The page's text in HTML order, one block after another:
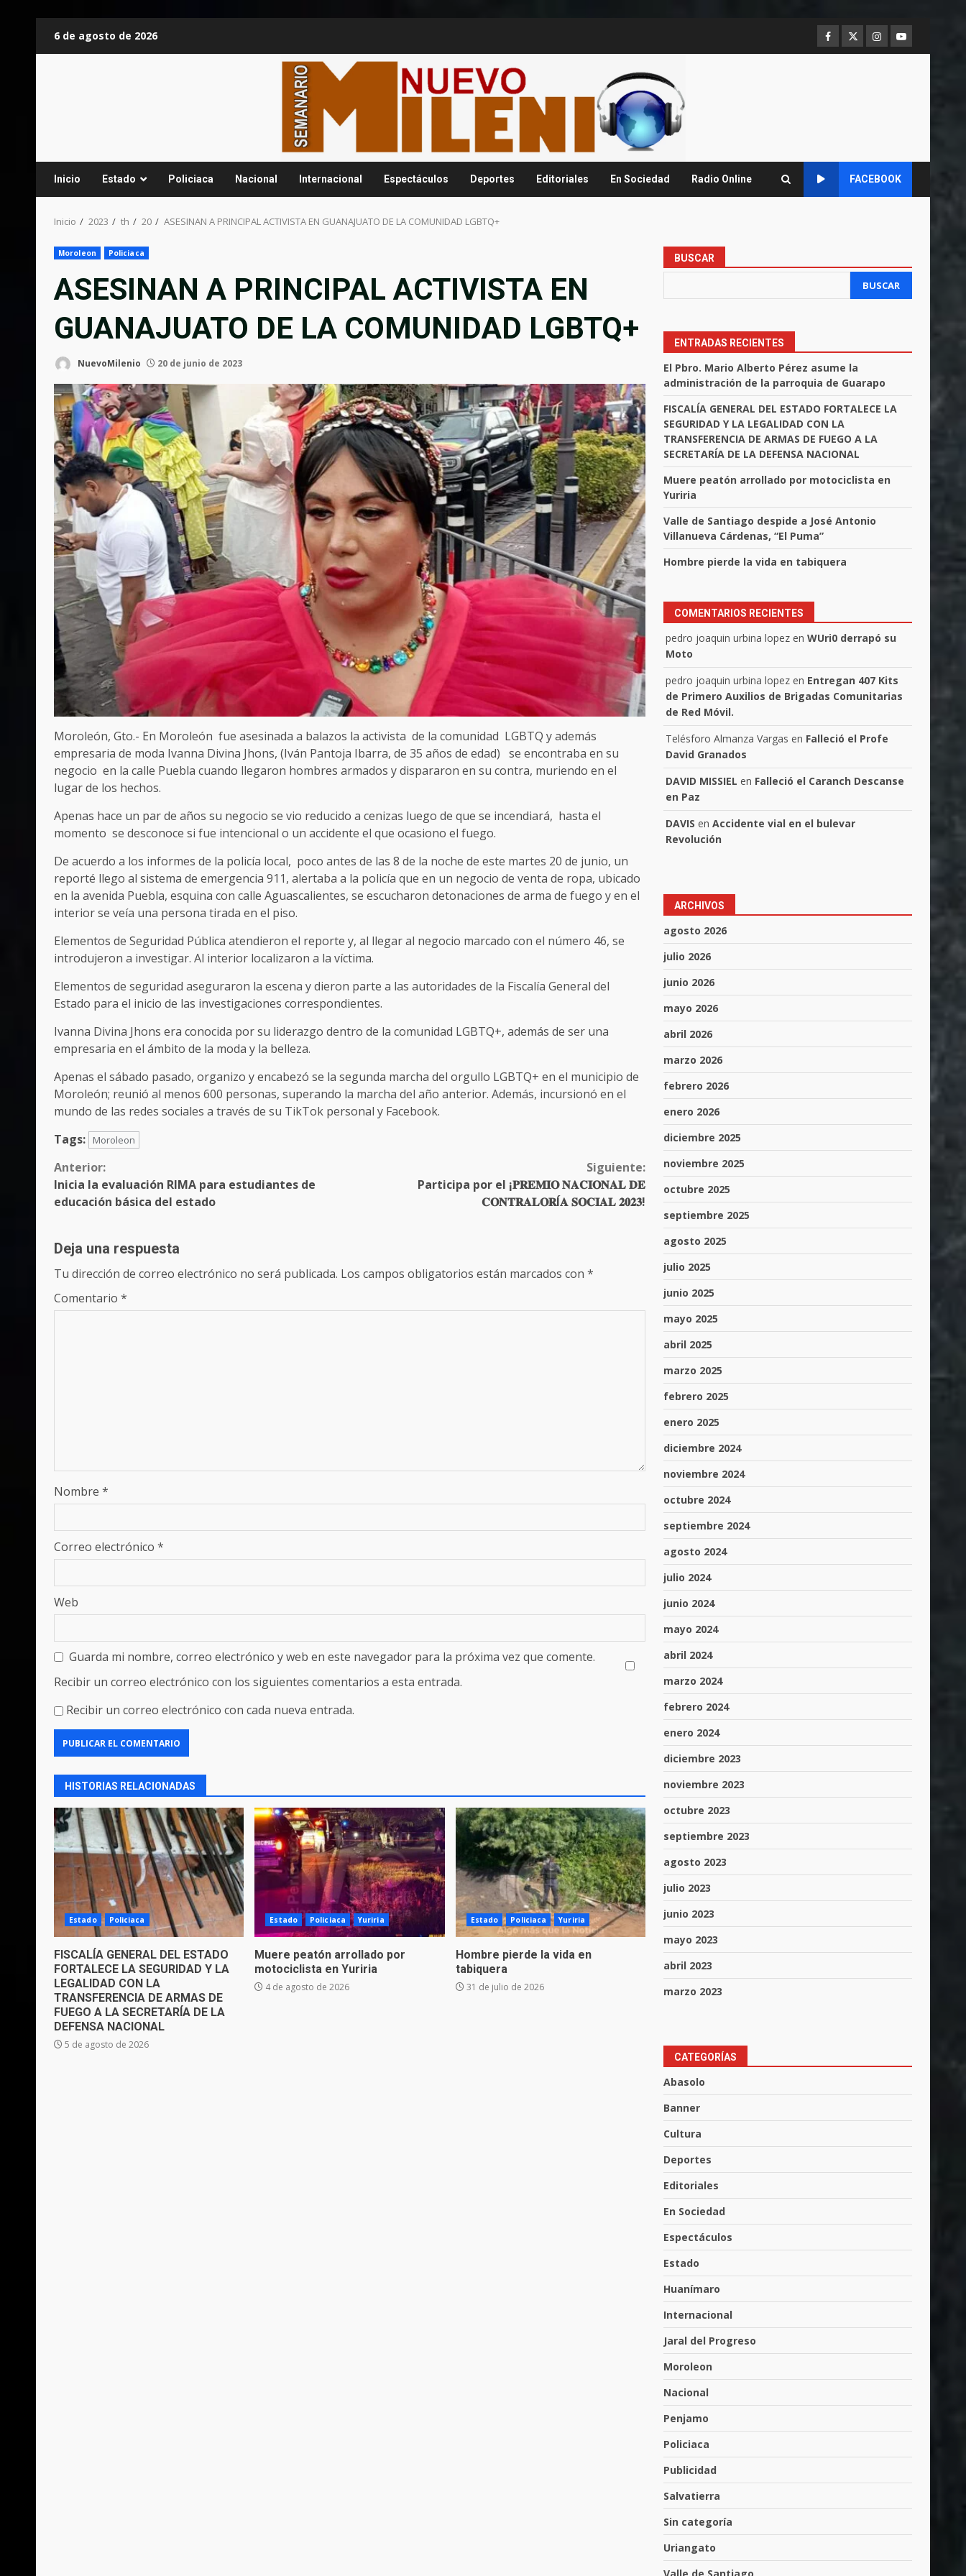
6 de agosto de 2026 Facebook
TwitterInstagram
Youtube
Inicio Estado Policiaca Nacional Internacional Espectáculos Deportes Editoriales En Sociedad Radio Online FACEBOOK
Inicio 2023 th 20 ASESINAN A PRINCIPAL ACTIVISTA EN GUANAJUATO DE LA COMUNIDAD LGBTQ+
Moroleon Policiaca
ASESINAN A PRINCIPAL ACTIVISTA EN
GUANAJUATO DE LA COMUNIDAD LGBTQ+
NuevoMilenio 20 de junio de 2023
Moroleón, Gto.- En Moroleón fue asesinada a balazos la activista de la comunidad LGBTQ y además
empresaria de moda Ivanna Divina Jhons, (Iván Pantoja Ibarra, de 35 años de edad) se encontraba en su
negocio en la calle Puebla cuando llegaron hombres armados y dispararon en su contra, muriendo en el
lugar de los hechos.
Apenas hace un par de años su negocio se vio reducido a cenizas luego de que se incendiará, hasta el
momento se desconoce si fue intencional o un accidente el que ocasiono el fuego.
De acuerdo a los informes de la policía local, poco antes de las 8 de la noche de este martes 20 de junio, un
reporté llego al sistema de emergencia 911, alertaba a la policía que en un negocio de venta de ropa, ubicado
en la avenida Puebla, esquina con calle Aguascalientes, se escucharon detonaciones de arma de fuego y en el
interior se veía una persona tirada en el piso.
Elementos de Seguridad Pública atendieron el reporte y, al llegar al negocio marcado con el número 46, se
introdujeron a investigar. Al interior localizaron a la víctima.
Elementos de seguridad aseguraron la escena y dieron parte a las autoridades de la Fiscalía General del
Estado para el inicio de las investigaciones correspondientes.
Ivanna Divina Jhons era conocida por su liderazgo dentro de la comunidad LGBTQ+, además de ser una
empresaria en el ámbito de la moda y la belleza.
Apenas el sábado pasado, organizo y encabezó se la segunda marcha del orgullo LGBTQ+ en el municipio de
Moroleón; reunió al menos 600 personas, superando la marcha del año anterior. Además, incursionó en el
mundo de las redes sociales a través de su TikTok personal y Facebook.
Tags:
Moroleon
Sigue
leyendo
Anterior:
Inicia la evaluación RIMA para estudiantes de
educación básica del estado
Siguiente:
Participa por el ¡𝐏𝐑𝐄𝐌𝐈𝐎 𝐍𝐀𝐂𝐈𝐎𝐍𝐀𝐋 𝐃𝐄
𝐂𝐎𝐍𝐓𝐑𝐀𝐋𝐎𝐑Í𝐀 𝐒𝐎𝐂𝐈𝐀𝐋 𝟐𝟎𝟐𝟑!
Deja una respuesta
Tu dirección de correo electrónico no será publicada. Los campos obligatorios están marcados con *
Comentario *
Nombre *
Correo electrónico *
Web
Guarda mi nombre, correo electrónico y web en este navegador para la próxima vez que comente.
Recibir un correo electrónico con los siguientes comentarios a esta entrada.
Recibir un correo electrónico con cada nueva entrada.
HISTORIAS RELACIONADAS
Estado Policiaca
FISCALÍA GENERAL DEL ESTADO
FORTALECE LA SEGURIDAD Y LA
LEGALIDAD CON LA
TRANSFERENCIA DE ARMAS DE
FUEGO A LA SECRETARÍA DE LA
DEFENSA NACIONAL
5 de agosto de 2026
Estado Policiaca Yuriria
Muere peatón arrollado por
motociclista en Yuriria
4 de agosto de 2026
Estado Policiaca Yuriria
Hombre pierde la vida en
tabiquera
31 de julio de 2026
BUSCAR
BUSCAR
ENTRADAS RECIENTES
El Pbro. Mario Alberto Pérez asume la
administración de la parroquia de Guarapo
FISCALÍA GENERAL DEL ESTADO FORTALECE LA
SEGURIDAD Y LA LEGALIDAD CON LA
TRANSFERENCIA DE ARMAS DE FUEGO A LA
SECRETARÍA DE LA DEFENSA NACIONAL
Muere peatón arrollado por motociclista en
Yuriria
Valle de Santiago despide a José Antonio
Villanueva Cárdenas, “El Puma”
Hombre pierde la vida en tabiquera
COMENTARIOS RECIENTES
pedro joaquin urbina lopez enWUri0 derrapó su
Moto
pedro joaquin urbina lopez en Entregan 407 Kits
de Primero Auxilios de Brigadas Comunitarias
de Red Móvil.
Telésforo Almanza Vargas en Falleció el Profe
David Granados
DAVID MISSIEL en Falleció el Caranch Descanse
en Paz
DAVIS enAccidente vial en el bulevar
Revolución
ARCHIVOS
agosto 2026
julio 2026
junio 2026
mayo 2026
abril 2026
marzo 2026
febrero 2026
enero 2026
diciembre 2025
noviembre 2025
octubre 2025
septiembre 2025
agosto 2025
julio 2025
junio 2025
mayo 2025
abril 2025
marzo 2025
febrero 2025
enero 2025
diciembre 2024
noviembre 2024
octubre 2024
septiembre 2024
agosto 2024
julio 2024
junio 2024
mayo 2024
abril 2024
marzo 2024
febrero 2024
enero 2024
diciembre 2023
noviembre 2023
octubre 2023
septiembre 2023
agosto 2023
julio 2023
junio 2023
mayo 2023
abril 2023
marzo 2023
CATEGORÍAS
Abasolo
Banner
Cultura
Deportes
Editoriales
En Sociedad
Espectáculos
Estado
Huanímaro
Internacional
Jaral del Progreso
Moroleon
Nacional
Penjamo
Policiaca
Publicidad
Salvatierra
Sin categoría
Uriangato
3
Muere peatón arrollado por
4
José Antonio Villanueva
3 de agosto de 2026
5
Hombre pierde la vida en
tabiquera
6
31 de julio de 2026
7
Envía Gobierno de la Gente